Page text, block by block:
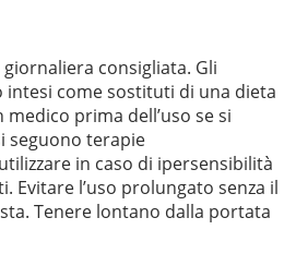
consigliata. Gli
come sostituti di una dieta
prima dell’uso se si
seguono terapie
in caso di ipersensibilità
Evitare l’uso prolungato senza il
Tenere lontano dalla portata